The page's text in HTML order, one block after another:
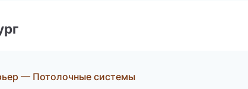
— Потолочные системы